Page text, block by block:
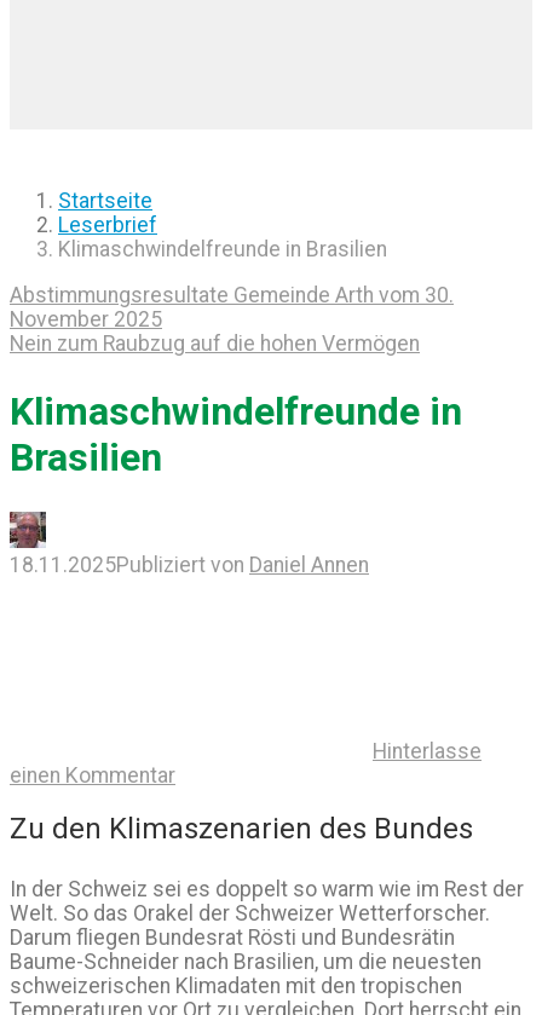
Startseite
Leserbrief
Klimaschwindelfreunde in Brasilien
Abstimmungsresultate Gemeinde Arth vom 30.
November 2025
Nein zum Raubzug auf die hohen Vermögen
Klimaschwindelfreunde in
Brasilien
18.11.2025Publiziert von Daniel Annen
Hinterlasse
einen Kommentar
Zu den Klimaszenarien des Bundes
In der Schweiz sei es doppelt so warm wie im Rest der
Welt. So das Orakel der Schweizer Wetterforscher.
Darum fliegen Bundesrat Rösti und Bundesrätin
Baume-Schneider nach Brasilien, um die neuesten
schweizerischen Klimadaten mit den tropischen